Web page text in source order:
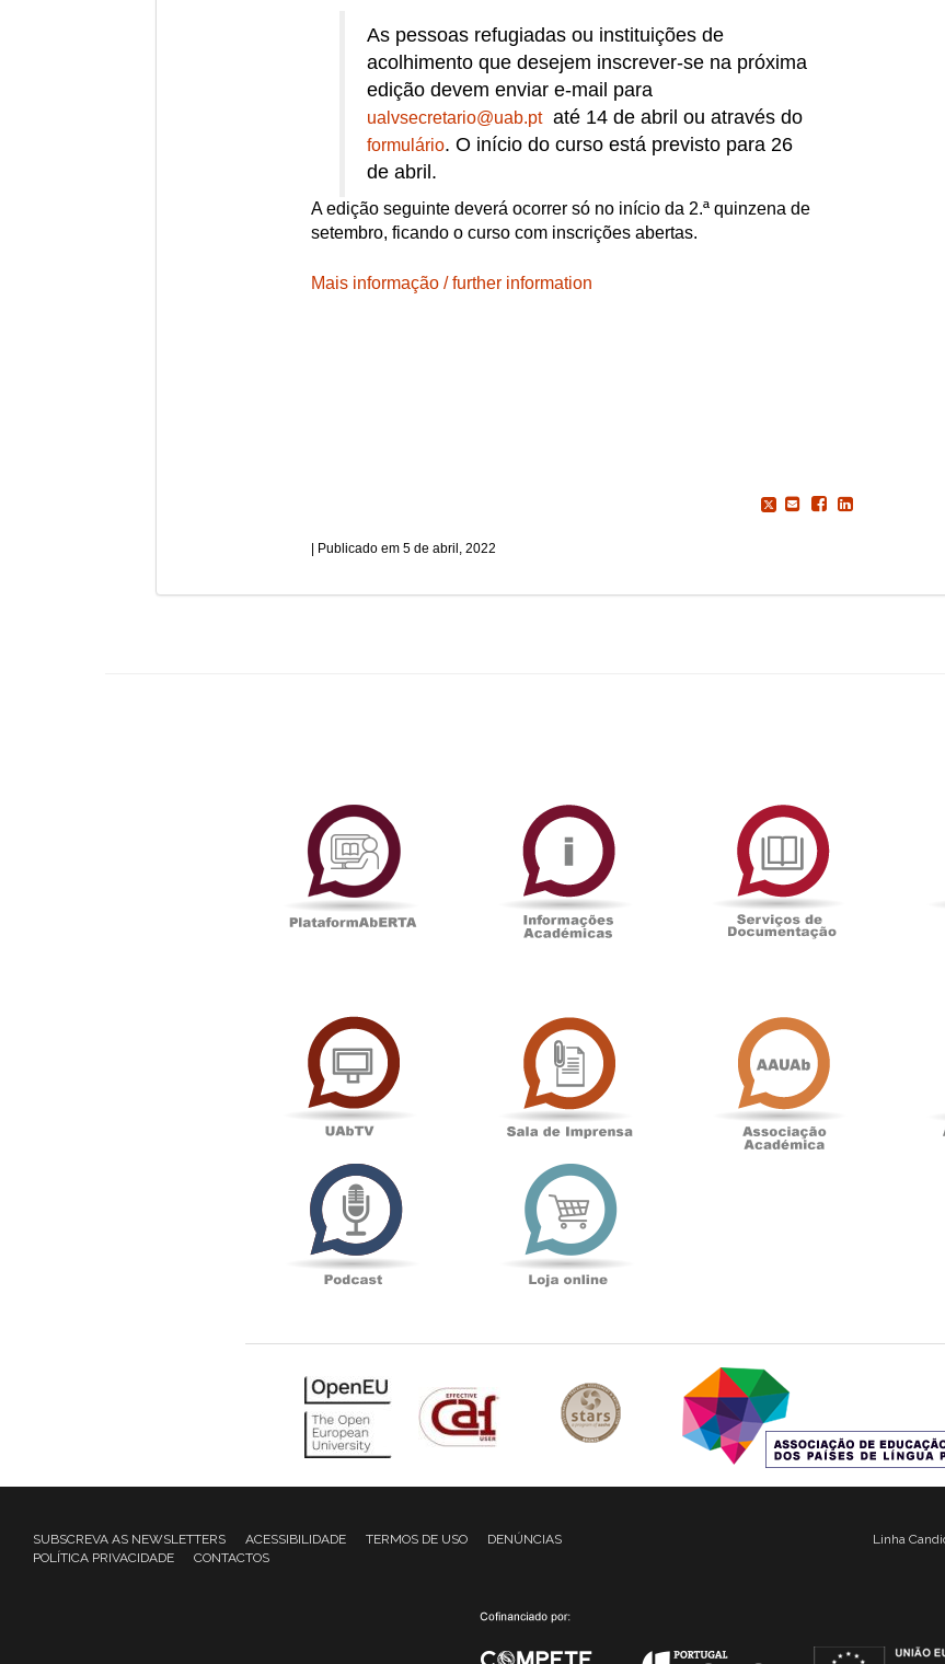
As pessoas refugiadas ou instituições de
acolhimento que desejem inscrever-se na próxima
edição devem enviar e-mail para
ualvsecretario@uab.ptaté 14 de abril ou através do
formulário. O início do curso está previsto para 26
de abril.
A edição seguinte deverá ocorrer só no início da 2.ª quinzena de
setembro, ficando o curso com inscrições abertas.
Mais informação / further information
5 de abril, 2022
PlataformAberta
Académicas
SUBSCREVA AS NEWSLETTERS ACESSIBILIDADE TERMOS DE USO
DENÚNCIAS
POLÍTICA PRIVACIDADE
CONTACTOS
Linha